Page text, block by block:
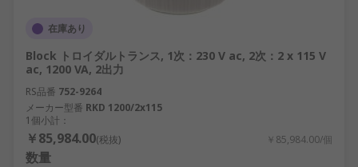
在庫あり
Block トロイダルトランス, 1次：230 V ac, 2次：2 x 115 V
ac, 1200 VA, 2出力
RS品番 752-9264
メーカー型番 RKD 1200/2x115
1個小計：
￥85,984.00(税抜) ￥85,984.00/個
数量